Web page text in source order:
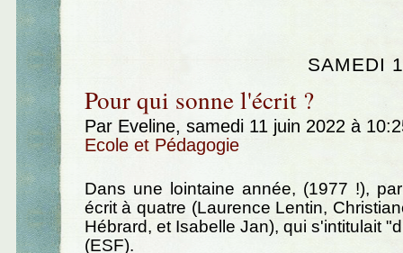
SAMEDI
Pour qui sonne l'écrit ?
Par Eveline, samedi 11 juin 2022 à
Ecole et Pédagogie
Dans une lointaine année, (1977 !),
écrit à quatre (Laurence Lentin,
Hébrard, et Isabelle Jan), qui s'intitulait
(ESF).